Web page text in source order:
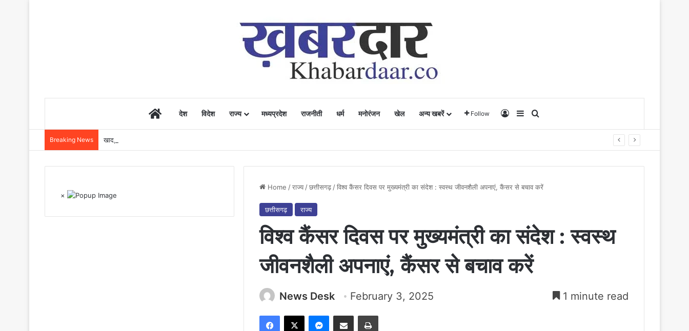
Homeदेश विदेश राज्य मध्यप्रदेश राजनीती धर्म मनोरंजन खेल अन्य खबरें Follow Log InSidebar
Breaking News खाद, बीज और उर्वरकों की समय पर उपलब्धता से किसानों में उत्साह, नैनो डीएपी और नैनो यूरिया बने किसानों के भरोसेमंद कृषि साथी…..
Home /राज्य /छत्तीसगढ़ /विश्व कैंसर दिवस पर मुख्यमंत्री का संदेश : स्वस्थ जीवनशैली अपनाएं, कैंसर से बचाव करें
छत्तीसगढ़ राज्य
विश्व कैंसर दिवस पर मुख्यमंत्री का संदेश : स्वस्थ
जीवनशैली अपनाएं, कैंसर से बचाव करें
News Desk February 3, 2025 1 minute read
Facebook
X Messenger
Share via Email Print
×